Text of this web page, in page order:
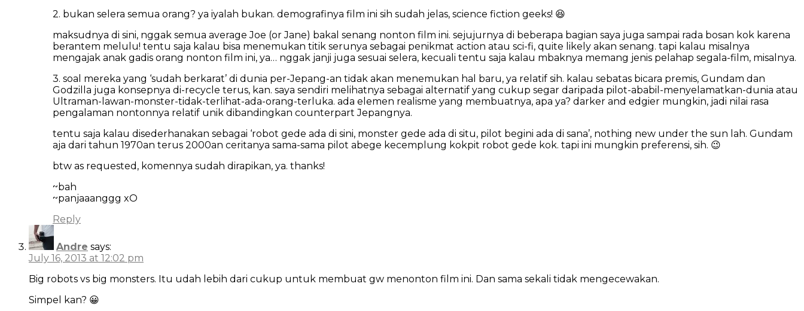
2. bukan selera semua orang? ya iyalah bukan. demografinya film ini sih sudah jelas, science fiction geeks! 😆
maksudnya di sini, nggak semua average Joe (or Jane) bakal senang nonton film ini. sejujurnya di beberapa bagian saya juga sampai rada bosan kok karena
berantem melulu! tentu saja kalau bisa menemukan titik serunya sebagai penikmat action atau sci-fi, quite likely akan senang. tapi kalau misalnya
mengajak anak gadis orang nonton film ini, ya… nggak janji juga sesuai selera, kecuali tentu saja kalau mbaknya memang jenis pelahap segala-film, misalnya.
3. soal mereka yang ‘sudah berkarat’ di dunia per-Jepang-an tidak akan menemukan hal baru, ya relatif sih. kalau sebatas bicara premis, Gundam dan
Godzilla juga konsepnya di-recycle terus, kan. saya sendiri melihatnya sebagai alternatif yang cukup segar daripada pilot-ababil-menyelamatkan-dunia atau
Ultraman-lawan-monster-tidak-terlihat-ada-orang-terluka. ada elemen realisme yang membuatnya, apa ya? darker and edgier mungkin, jadi nilai rasa
pengalaman nontonnya relatif unik dibandingkan counterpart Jepangnya.
tentu saja kalau disederhanakan sebagai ‘robot gede ada di sini, monster gede ada di situ, pilot begini ada di sana’, nothing new under the sun lah. Gundam
aja dari tahun 1970an terus 2000an ceritanya sama-sama pilot abege kecemplung kokpit robot gede kok. tapi ini mungkin preferensi, sih. 😉
btw as requested, komennya sudah dirapikan, ya. thanks!
~bah
~panjaaanggg xO
Reply
Andre says:
July 16, 2013 at 12:02 pm
Big robots vs big monsters. Itu udah lebih dari cukup untuk membuat gw menonton film ini. Dan sama sekali tidak mengecewakan.
Simpel kan? 😀